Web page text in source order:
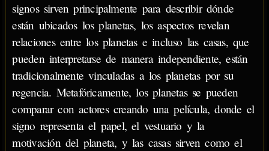
signos sirven principalmente para describir dónde
están ubicados los planetas, los aspectos revelan
relaciones entre los planetas e incluso las casas, que
pueden interpretarse de manera independiente, están
tradicionalmente vinculadas a los planetas por su
regencia. Metafóricamente, los planetas se pueden
comparar con actores creando una película, donde el
signo representa el papel, el vestuario y la
motivación del planeta, y las casas sirven como el